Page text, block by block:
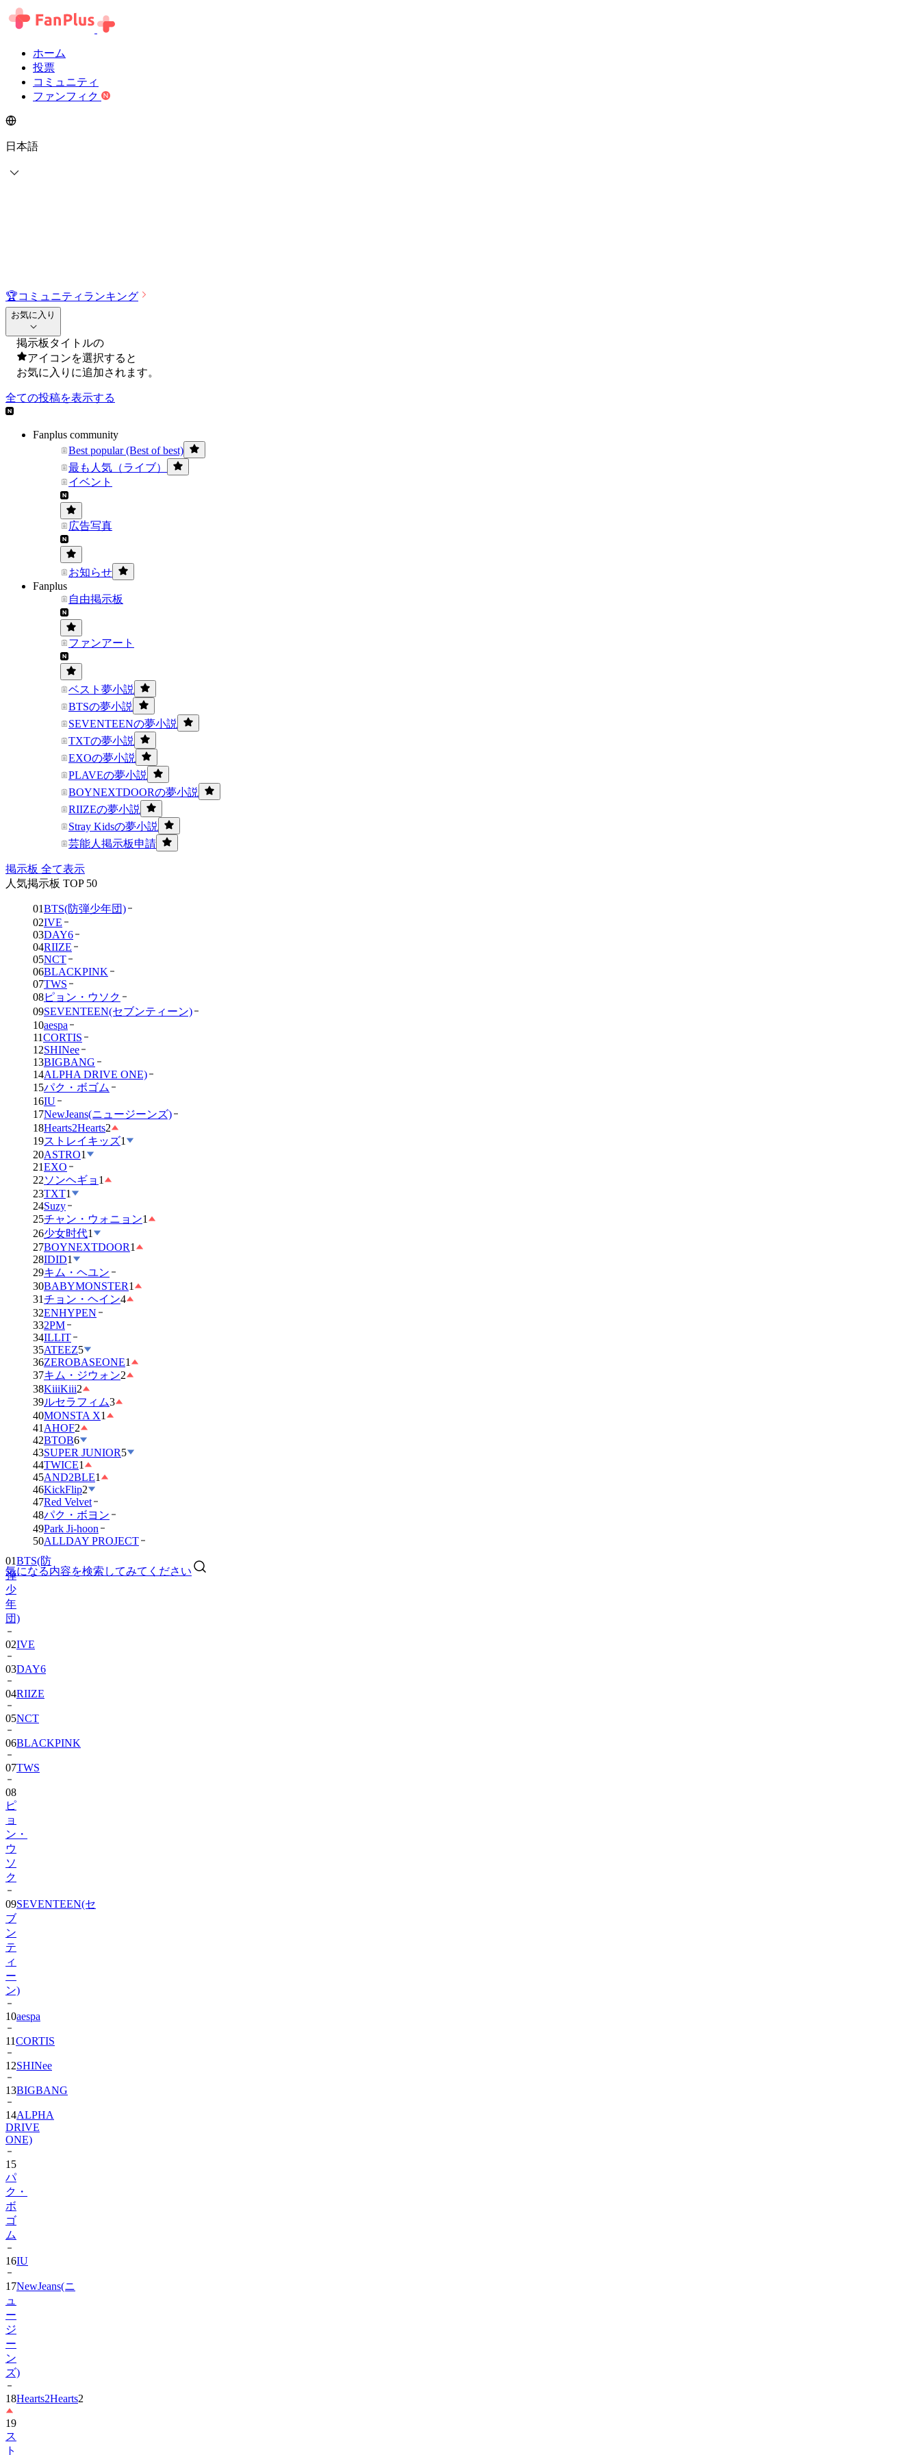
ホーム
投票
コミュニティ
ファンフィク
日本語
🏆コミュニティランキング
お気に入り
掲示板タイトルの
アイコンを選択すると
お気に入りに追加されます。
全ての投稿を表示する
Fanplus community
Best popular (Best of best)
最も人気（ライブ）
イベント
広告写真
お知らせ
Fanplus
自由掲示板
ファンアート
ベスト夢小説
BTSの夢小説
SEVENTEENの夢小説
TXTの夢小説
EXOの夢小説
PLAVEの夢小説
BOYNEXTDOORの夢小説
RIIZEの夢小説
Stray Kidsの夢小説
芸能人掲示板申請
掲示板 全て表示
人気掲示板 TOP 50
01BTS(防弾少年団)
02IVE
03DAY6
04RIIZE
05NCT
06BLACKPINK
07TWS
08ピョン・ウソク
09SEVENTEEN(セブンティーン)
10aespa
11CORTIS
12SHINee
13BIGBANG
14ALPHA DRIVE ONE)
15パク・ボゴム
16IU
17NewJeans(ニュージーンズ)
18Hearts2Hearts2
19ストレイキッズ1
20ASTRO1
21EXO
22ソンヘギョ 1
23TXT1
24Suzy
25チャン・ウォニョン1
26少女时代1
27BOYNEXTDOOR1
28IDID1
29キム・ヘユン
30BABYMONSTER1
31チョン・ヘイン4
32ENHYPEN
332PM
34ILLIT
35ATEEZ5
36ZEROBASEONE1
37キム・ジウォン2
38KiiiKiii2
39ルセラフィム3
40MONSTA X1
41 AHOF2
42BTOB6
43SUPER JUNIOR5
44TWICE1
45AND2BLE1
46KickFlip2
47Red Velvet
48パク・ボヨン
49Park Ji-hoon
50ALLDAY PROJECT
気になる内容を検索してみてください
BTS(防
少
年
団)
02 IVE
03DAY6
04RIIZE
05NCT
06BLACKPINK
07TWS
08
ピ
ョ
ン・
ウ
ソ
ク
09
ブ
ン
テ
ィ
ー
ン)
10aespa
11CORTIS
12SHINee
13BIGBANG
14ALPHA
DRIVE
ONE)
15
パ
ク・
ボ
ゴ
ム
16
17NewJeans(ニ
ュ
ー
ジ
ー
ン
ズ)
18Hearts2Hearts
19
ス
ト
レ